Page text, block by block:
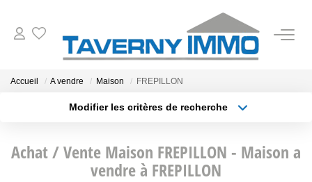
ESTIMATION
OUTILS
Accueil A vendre Maison FREPILLON
Modifier les critères de recherche
Type de bien
Surface min
Achat / Vente Maison FREPILLON - Maison a
vendre à FREPILLON